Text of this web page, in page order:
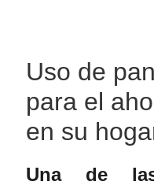
Uso de
para el
en su
Una de